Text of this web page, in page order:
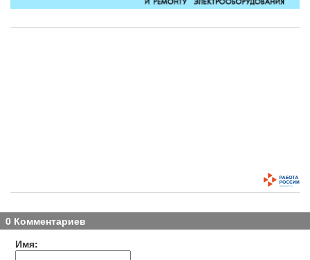
0 Комментариев
Имя: